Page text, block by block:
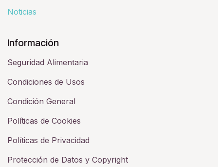
Noticias
Información
Seguridad Alimentaria
Condiciones de Usos
Condición General
Políticas de Cookies
Políticas de Privacidad
Protección de Datos y Copyright